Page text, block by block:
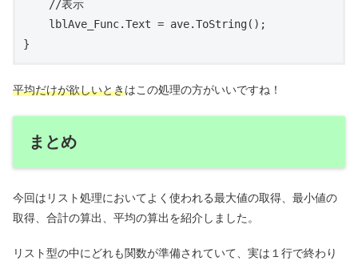
平均だけが欲しいときはこの処理の方がいいですね！
まとめ
今回はリスト処理においてよく使われる最大値の取得、最小値の
取得、合計の算出、平均の算出を紹介しました。
リスト型の中にどれも関数が準備されていて、実は１行で終わり